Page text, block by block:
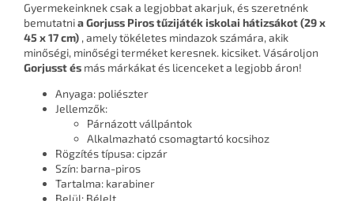
Gyermekeinknek csak a legjobbat akarjuk, és szeretnénk
bemutatnia Gorjuss Piros tűzijáték iskolai hátizsákot (29 x
45 x 17 cm) , amely tökéletes mindazok számára, akik
minőségi, minőségi terméket keresnek. kicsiket. Vásároljon
Gorjusst és más márkákat és licenceket a legjobb áron!
Anyaga: poliészter
Jellemzők:
Párnázott vállpántok
Alkalmazható csomagtartó kocsihoz
Rögzítés típusa: cipzár
Szín: barna-piros
Tartalma: karabiner